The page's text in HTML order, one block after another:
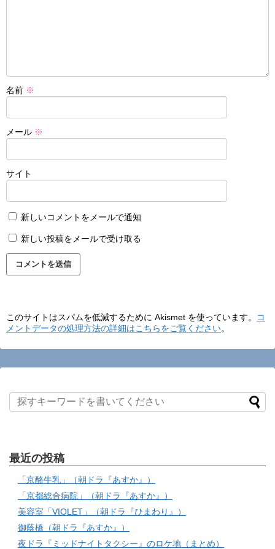
名前 ※
メール ※
サイト
新しいコメントをメールで通知
新しい投稿をメールで受け取る
このサイトはスパムを低減するために Akismet を使っています。
コ
メントデータの処理方法の詳細はこちらをご覧ください。
最近の投稿
「京酪牛乳」（朝ドラ『あすか』）
「京都総合病院」（朝ドラ『あすか』）
美容室「VIOLET」（朝ドラ『ひまわり』）
御蔭橋（朝ドラ『あすか』）
夜ドラ『ミッドナイトタクシー』のロケ地（まとめ）